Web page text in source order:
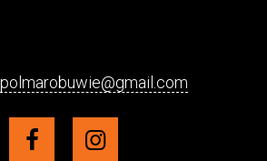
polmarobuwie@gmail.com